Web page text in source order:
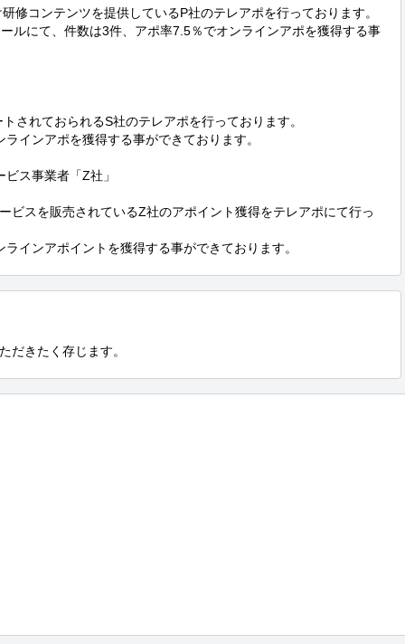
修コンテンツを提供しているP社のテレアポを行っております。
ルにて、件数は3件、アポ率7.5％でオンラインアポを獲得する事
されておられるS社のテレアポを行っております。
インアポを獲得する事ができております。
ス事業者「Z社」
ビスを販売されているZ社のアポイント獲得をテレアポにて行っ
インアポイントを獲得する事ができております。
だきたく存じます。